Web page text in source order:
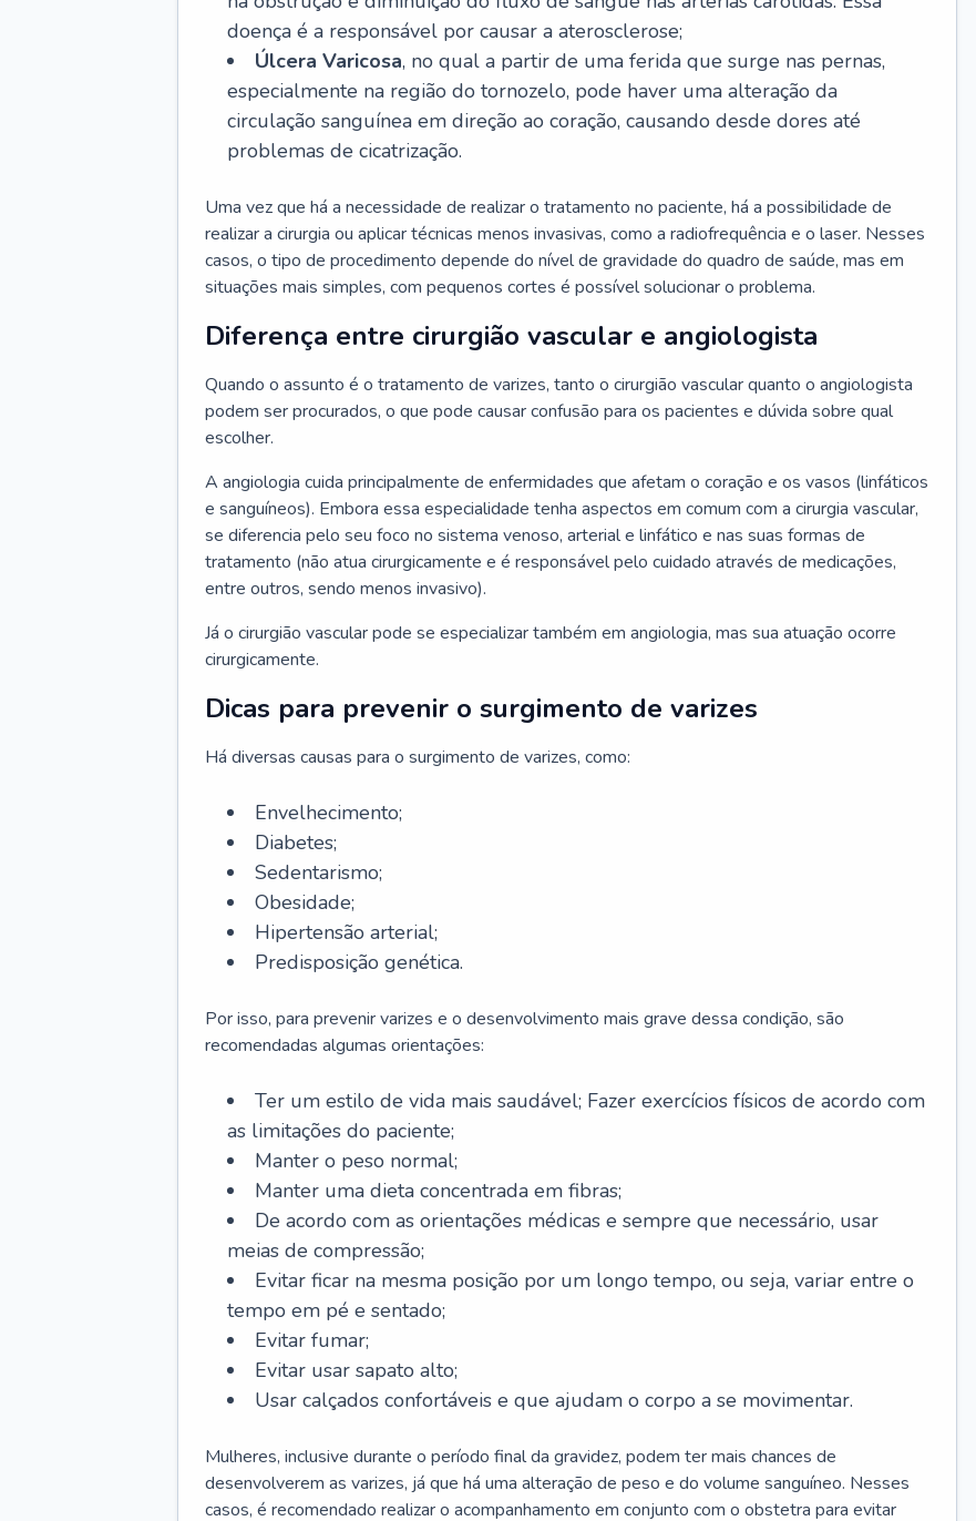
doença é a responsável por causar a aterosclerose;
Úlcera Varicosa, no qual a partir de uma ferida que surge nas pernas,
especialmente na região do tornozelo, pode haver uma alteração da
circulação sanguínea em direção ao coração, causando desde dores até
problemas de cicatrização.
Uma vez que há a necessidade de realizar o tratamento no paciente, há a possibilidade de
realizar a cirurgia ou aplicar técnicas menos invasivas, como a radiofrequência e o laser. Nesses
casos, o tipo de procedimento depende do nível de gravidade do quadro de saúde, mas em
situações mais simples, com pequenos cortes é possível solucionar o problema.
Diferença entre cirurgião vascular e angiologista
Quando o assunto é o tratamento de varizes, tanto o cirurgião vascular quanto o angiologista
podem ser procurados, o que pode causar confusão para os pacientes e dúvida sobre qual
escolher.
A angiologia cuida principalmente de enfermidades que afetam o coração e os vasos (linfáticos
e sanguíneos). Embora essa especialidade tenha aspectos em comum com a cirurgia vascular,
se diferencia pelo seu foco no sistema venoso, arterial e linfático e nas suas formas de
tratamento (não atua cirurgicamente e é responsável pelo cuidado através de medicações,
entre outros, sendo menos invasivo).
Já o cirurgião vascular pode se especializar também em angiologia, mas sua atuação ocorre
cirurgicamente.
Dicas para prevenir o surgimento de varizes
Há diversas causas para o surgimento de varizes, como:
Envelhecimento;
Diabetes;
Sedentarismo;
Obesidade;
Hipertensão arterial;
Predisposição genética.
Por isso, para prevenir varizes e o desenvolvimento mais grave dessa condição, são
recomendadas algumas orientações:
Ter um estilo de vida mais saudável; Fazer exercícios físicos de acordo com
as limitações do paciente;
Manter o peso normal;
Manter uma dieta concentrada em fibras;
De acordo com as orientações médicas e sempre que necessário, usar
meias de compressão;
Evitar ficar na mesma posição por um longo tempo, ou seja, variar entre o
tempo em pé e sentado;
Evitar fumar;
Evitar usar sapato alto;
Usar calçados confortáveis e que ajudam o corpo a se movimentar.
Mulheres, inclusive durante o período final da gravidez, podem ter mais chances de
desenvolverem as varizes, já que há uma alteração de peso e do volume sanguíneo. Nesses
casos, é recomendado realizar o acompanhamento em conjunto com o obstetra para evitar